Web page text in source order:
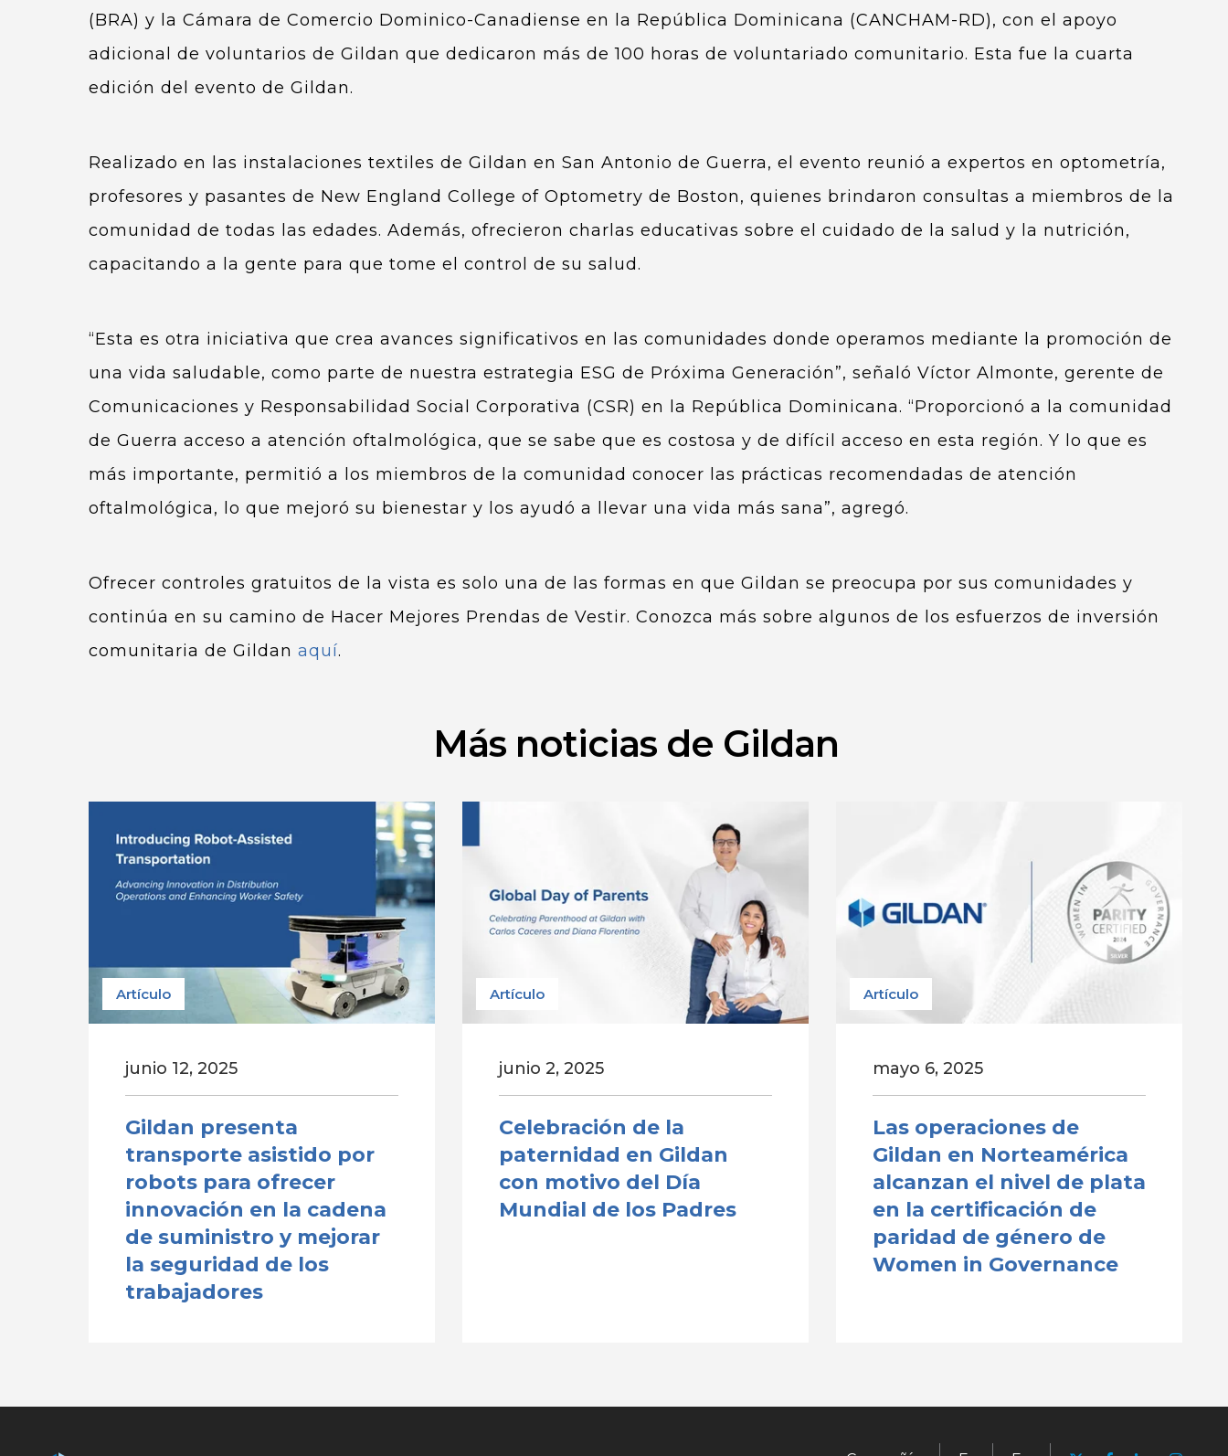
(BRA) y la Cámara de Comercio Dominico-Canadiense en la República Dominicana (CANCHAM-RD), con el apoyo
adicional de voluntarios de Gildan que dedicaron más de 100 horas de voluntariado comunitario. Esta fue la cuarta
edición del evento de Gildan.
Realizado en las instalaciones textiles de Gildan en San Antonio de Guerra, el evento reunió a expertos en optometría,
profesores y pasantes de New England College of Optometry de Boston, quienes brindaron consultas a miembros de la
comunidad de todas las edades. Además, ofrecieron charlas educativas sobre el cuidado de la salud y la nutrición,
capacitando a la gente para que tome el control de su salud.
“Esta es otra iniciativa que crea avances significativos en las comunidades donde operamos mediante la promoción de
una vida saludable, como parte de nuestra estrategia ESG de Próxima Generación”, señaló Víctor Almonte, gerente de
Comunicaciones y Responsabilidad Social Corporativa (CSR) en la República Dominicana. “Proporcionó a la comunidad
de Guerra acceso a atención oftalmológica, que se sabe que es costosa y de difícil acceso en esta región. Y lo que es
más importante, permitió a los miembros de la comunidad conocer las prácticas recomendadas de atención
oftalmológica, lo que mejoró su bienestar y los ayudó a llevar una vida más sana”, agregó.
Ofrecer controles gratuitos de la vista es solo una de las formas en que Gildan se preocupa por sus comunidades y
continúa en su camino de Hacer Mejores Prendas de Vestir. Conozca más sobre algunos de los esfuerzos de inversión
comunitaria de Gildan aquí.
Más noticias de Gildan
Artículo
junio 12, 2025
Gildan presenta
transporte asistido por
robots para ofrecer
innovación en la cadena
de suministro y mejorar
la seguridad de los
trabajadores
Artículo
junio 2, 2025
Celebración de la
paternidad en Gildan
con motivo del Día
Mundial de los Padres
Artículo
mayo 6, 2025
Las operaciones de
Gildan en Norteamérica
alcanzan el nivel de plata
en la certificación de
paridad de género de
Women in Governance